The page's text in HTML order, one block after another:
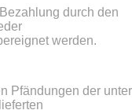
durch den
werden.
Pfändungen der unter